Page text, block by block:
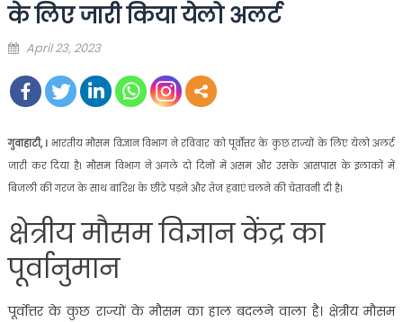
के लिए जारी किया येलो अलर्ट
Posted
April 23, 2023
गुवाहाटी, । भारतीय मौसम विज्ञान विभाग ने रविवार को पूर्वोत्तर के कुछ राज्यों के लिए येलो अलर्ट
जारी कर दिया है। मौसम विभाग ने अगले दो दिनों में असम और उसके आसपास के इलाकों में
बिजली की गरज के साथ बारिश के छींटे पड़ने और तेज हवाएं चलने की चेतावनी दी है।
क्षेत्रीय मौसम विज्ञान केंद्र का
पूर्वानुमान
पूर्वोत्तर के कुछ राज्यों के मौसम का हाल बदलने वाला है। क्षेत्रीय मौसम